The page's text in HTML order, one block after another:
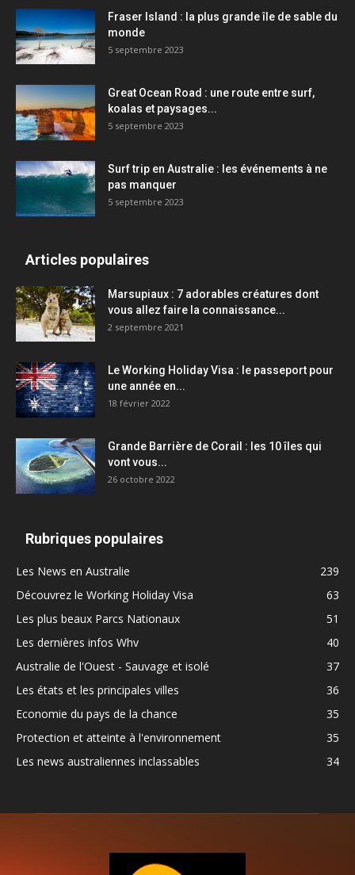
Fraser Island : la plus grande île de sable du
monde
5 septembre 2023
Great Ocean Road : une route entre surf,
koalas et paysages...
5 septembre 2023
Surf trip en Australie : les événements à ne
pas manquer
5 septembre 2023
Articles populaires
Marsupiaux : 7 adorables créatures dont
vous allez faire la connaissance...
2 septembre 2021
Le Working Holiday Visa : le passeport pour
une année en...
18 février 2022
Grande Barrière de Corail : les 10 îles qui
vont vous...
26 octobre 2022
Rubriques populaires
Les News en Australie
239
Découvrez le Working Holiday Visa
63
Les plus beaux Parcs Nationaux
51
Les dernières infos Whv
40
Australie de l'Ouest - Sauvage et isolé
37
Les états et les principales villes
36
Economie du pays de la chance
35
Protection et atteinte à l'environnement
35
Les news australiennes inclassables
34